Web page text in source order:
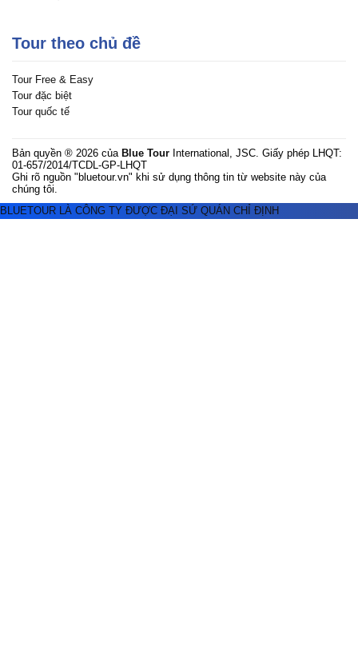
Tour theo chủ đề
Tour Free & Easy
Tour đặc biệt
Tour quốc tế
Bản quyền ® 2026 của Blue Tour International, JSC. Giấy phép LHQT:
01-657/2014/TCDL-GP-LHQT
Ghi rõ nguồn "bluetour.vn" khi sử dụng thông tin từ website này của
chúng tôi.
BLUETOUR LÀ CÔNG TY ĐƯỢC ĐẠI SỨ QUÁN CHỈ ĐỊNH